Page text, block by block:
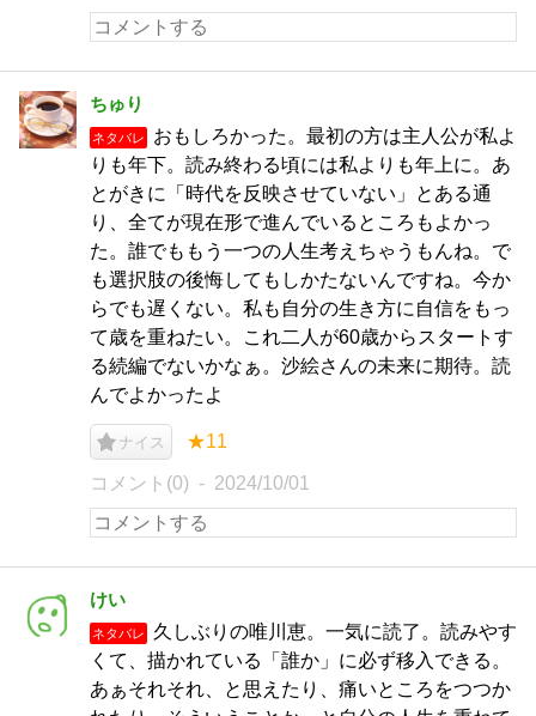
ちゅり
ネタバレ
おもしろかった。最初の方は主人公が私よ
りも年下。読み終わる頃には私よりも年上に。あ
とがきに「時代を反映させていない」とある通
り、全てが現在形で進んでいるところもよかっ
た。誰でももう一つの人生考えちゃうもんね。で
も選択肢の後悔してもしかたないんですね。今か
らでも遅くない。私も自分の生き方に自信をもっ
て歳を重ねたい。これ二人が60歳からスタートす
る続編でないかなぁ。沙絵さんの未来に期待。読
んでよかったよ
ナイス ★11
コメント(0) 2024/10/01
けい
ネタバレ
久しぶりの唯川恵。一気に読了。読みやす
くて、描かれている「誰か」に必ず移入できる。
あぁそれそれ、と思えたり、痛いところをつつか